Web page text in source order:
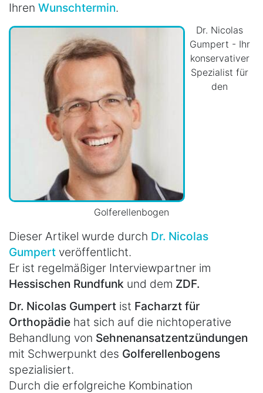
Ihren Wunschtermin.
Dr. Nicolas
Gumpert - Ihr
konservativer
Spezialist für
den
Golferellenbogen
Dieser Artikel wurde durch Dr. Nicolas
Gumpert veröffentlicht.
Er ist regelmäßiger Interviewpartner im
Hessischen Rundfunk und dem ZDF.
Dr. Nicolas Gumpert ist Facharzt für
Orthopädie hat sich auf die nichtoperative
Behandlung von Sehnenansatzentzündungen
mit Schwerpunkt des Golferellenbogens
spezialisiert.
Durch die erfolgreiche Kombination